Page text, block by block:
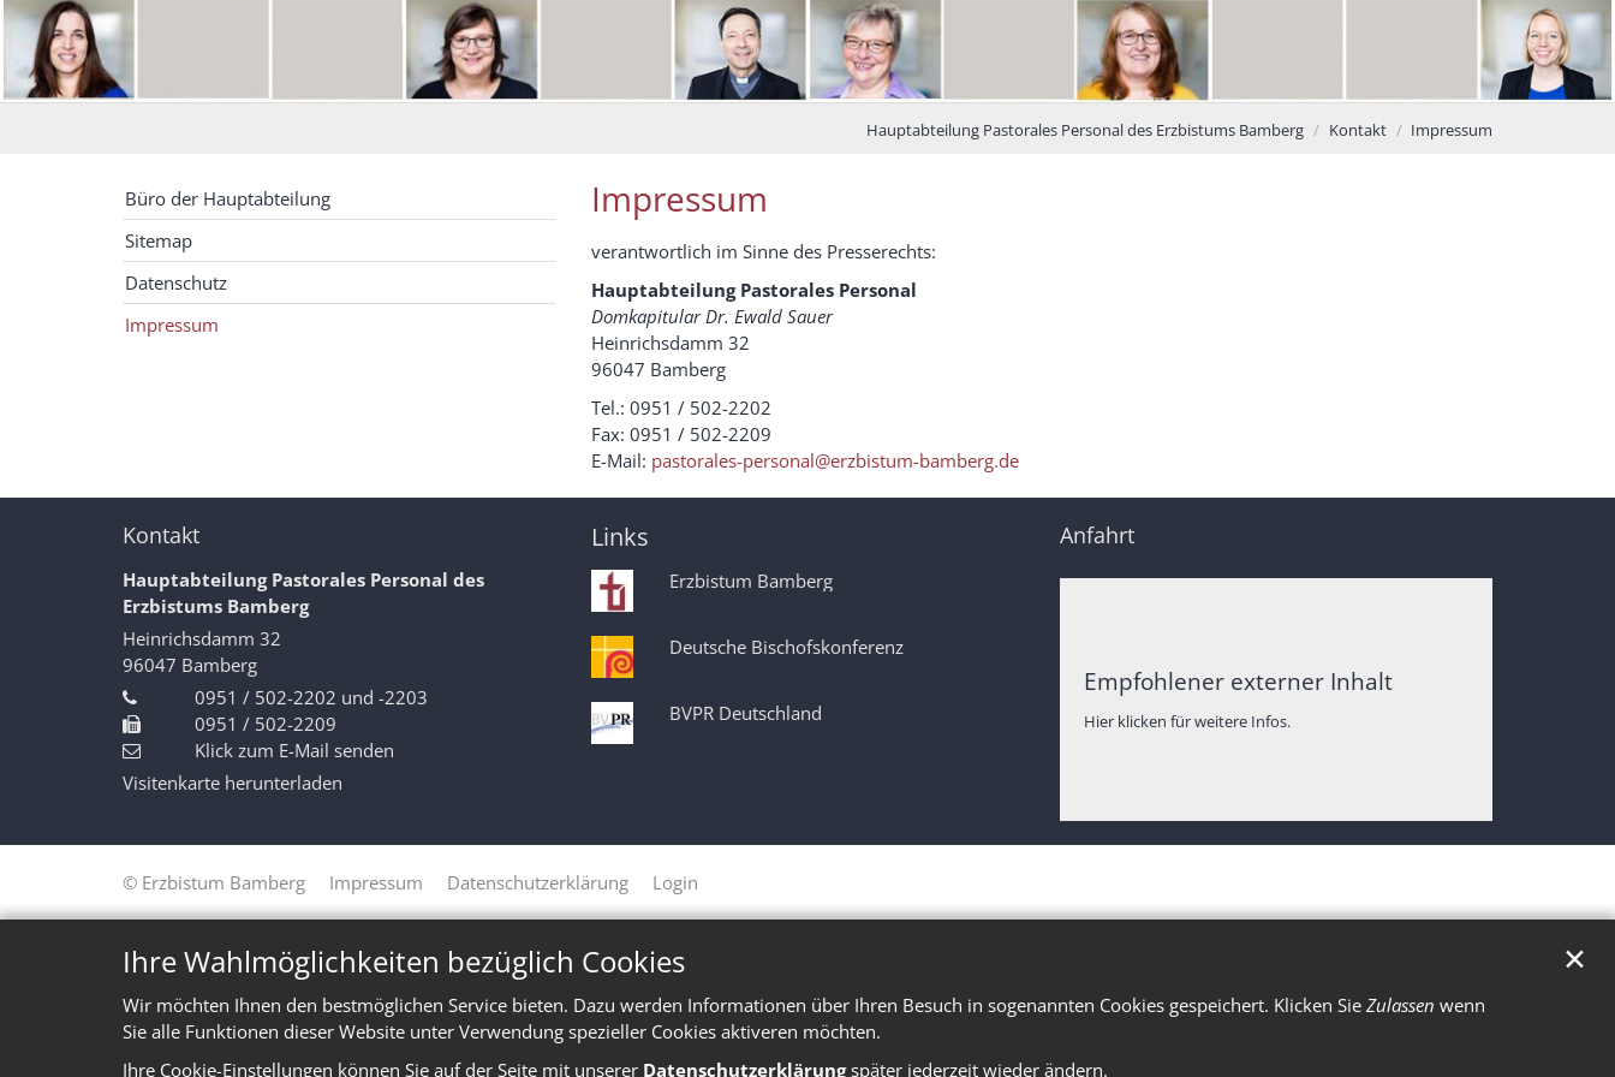
Ihre Wahlmöglichkeiten bezüglich Cookies
Wir möchten Ihnen den bestmöglichen Service bieten. Dazu werden Informationen über Ihren Besuch in sogenannten Cookies gespeichert. Klicken Sie Zulassen wenn
Sie alle Funktionen dieser Website unter Verwendung spezieller Cookies aktiveren möchten.
Ihre Cookie-Einstellungen können Sie auf der Seite mit unserer Datenschutzerklärungspäter jederzeit wieder ändern.
✕
Hauptabteilung Pastorales Personal des Erzbistums Bamberg Kontakt Impressum
Impressum
verantwortlich im Sinne des Presserechts:
Hauptabteilung Pastorales Personal
Domkapitular Dr. Ewald Sauer
Heinrichsdamm 32
96047 Bamberg
Tel.: 0951 / 502-2202
Fax: 0951 / 502-2209
E-Mail: pastorales-personal@erzbistum-bamberg.de
Büro der Hauptabteilung
Sitemap
Datenschutz
Impressum
Kontakt
Hauptabteilung Pastorales Personal des
Erzbistums Bamberg
Heinrichsdamm 32
96047 Bamberg
0951 / 502-2202 und -2203
0951 / 502-2209
Klick zum E-Mail senden
Visitenkarte herunterladen
Links
Erzbistum Bamberg
Deutsche Bischofskonferenz
BVPR Deutschland
Anfahrt
Empfohlener externer Inhalt
Hier klicken für weitere Infos.
© Erzbistum Bamberg Impressum Datenschutzerklärung Login